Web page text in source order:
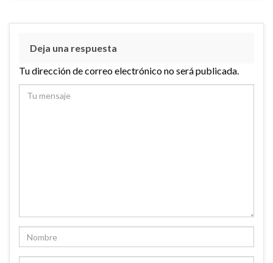
Deja una respuesta
Tu dirección de correo electrónico no será publicada.